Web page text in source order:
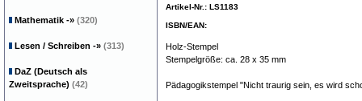
Artikel-Nr.: LS1183
ISBN/EAN:
Holz-Stempel
Stempelgröße: ca. 28 x 35 mm
Pädagogikstempel "Nicht traurig sein, es wird
Mathematik -» (320)
Lesen / Schreiben -» (313)
DaZ (Deutsch als
Zweitsprache) (42)